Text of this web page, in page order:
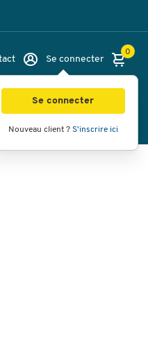
Se connecter
Se connecter
Nouveau client ? S'inscrire ici
0
& Planification Inspirations